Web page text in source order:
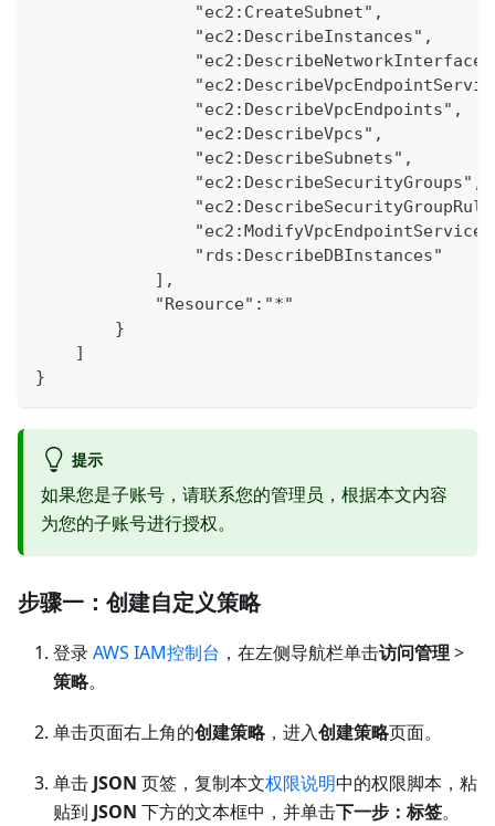
                "ec2:CreateSubnet",
                "ec2:DescribeInstances",
                "ec2:DescribeVpcEndpoints",
                "ec2:DescribeVpcs",
                "ec2:DescribeSubnets",
                "ec2:DescribeSecurityGroups",
                "rds:DescribeDBInstances"
            ],
            "Resource":"*"
        }
    ]
}
提示
如果您是子账号，请联系您的管理员，根据本文内容
为您的子账号进行授权。
步骤一：创建自定义策略
登录AWS IAM控制台 ，在左侧导航栏单击访问管理>
策略。
单击页面右上角的创建策略，进入创建策略页面。
单击JSON 页签，复制本文权限说明中的权限脚本，粘
贴到 JSON 下方的文本框中，并单击下一步：标签。